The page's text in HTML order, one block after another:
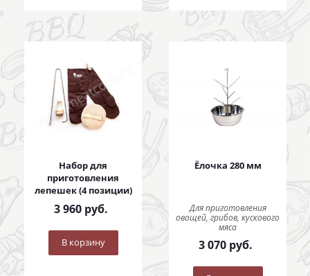
Набор для
приготовления
лепешек (4 позиции)
3 960руб.
В корзину
Ёлочка 280 мм
Для приготовления
овощей, грибов, кускового
мяса
3 070руб.